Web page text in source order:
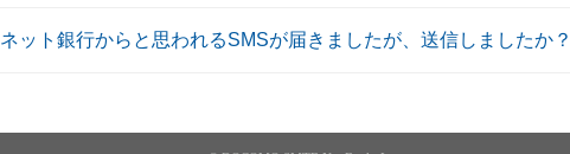
ット銀行からと思われるSMSが届きましたが、送信しましたか？